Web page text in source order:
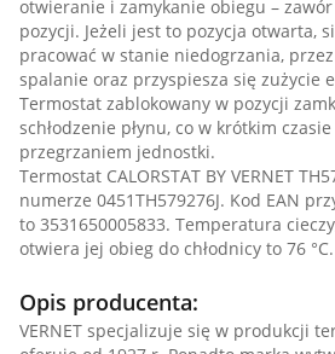
otwieranie i zamykanie obiegu –
pozycji. Jeżeli jest to pozycja otwarta,
pracować w stanie niedogrzania,
spalanie oraz przyspiesza się zużycie
Termostat zablokowany w pozycji
schłodzenie płynu, co w krótkim
przegrzaniem jednostki.
Termostat CALORSTAT BY VERNET
numerze 0451TH579276J. Kod EAN
to 3531650005833. Temperatura
otwiera jej obieg do chłodnicy to 76 °C.
Opis producenta:
VERNET specjalizuje się w produkcji